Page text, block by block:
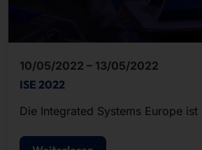
10/05/2022 – 13/05/2022
ISE 2022
Die Integrated Systems Europe